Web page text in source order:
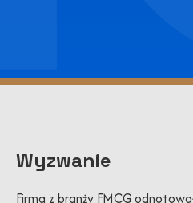
Wyzwanie
Firma z branży FMCG